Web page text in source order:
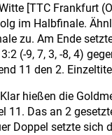
[TTC Frankfurt
im Halbfinale.
zu. Am Ende
(-9, 7, 3, -8, 4)
11 den 2.
hießen die
11. Das an 2
Doppel setzte sich